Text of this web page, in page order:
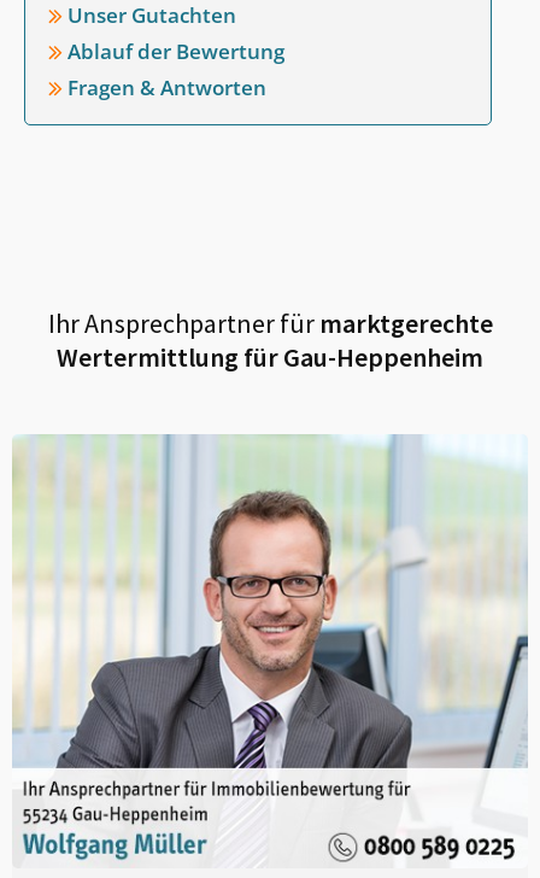
Unser Gutachten
Ablauf der Bewertung
Fragen & Antworten
Ihr Ansprechpartner fürmarktgerechte
Wertermittlung fürGau-Heppenheim